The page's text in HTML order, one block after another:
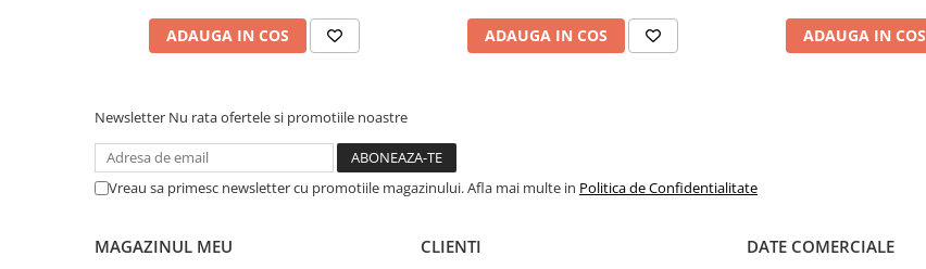
ADAUGA IN COS ADAUGA IN COS ADAUGA IN COS
Newsletter Nu rata ofertele si promotiile noastre
Vreau sa primesc newsletter cu promotiile magazinului. Afla mai multe in Politica de Confidentialitate
MAGAZINUL MEU CLIENTI DATE COMERCIALE